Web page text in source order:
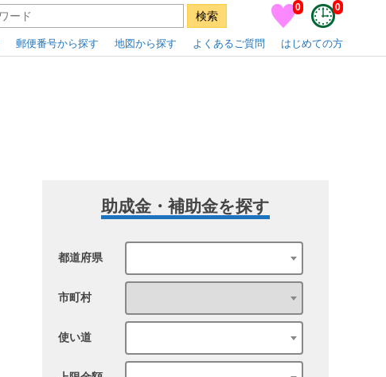
0 0
郵便番号から探す 地図から探す よくあるご質問 はじめての方
助成金・補助金を探す
都道府県
市町村
使い道